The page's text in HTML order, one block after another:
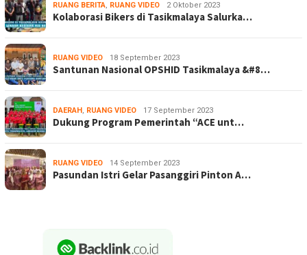
RUANG BERITA, RUANG VIDEO 2 Oktober 2023
Kolaborasi Bikers di Tasikmalaya Salurka…
RUANG VIDEO 18 September 2023
Santunan Nasional OPSHID Tasikmalaya &#8…
DAERAH , RUANG VIDEO 17 September 2023
Dukung Program Pemerintah “ACE unt…
RUANG VIDEO 14 September 2023
Pasundan Istri Gelar Pasanggiri Pinton A…